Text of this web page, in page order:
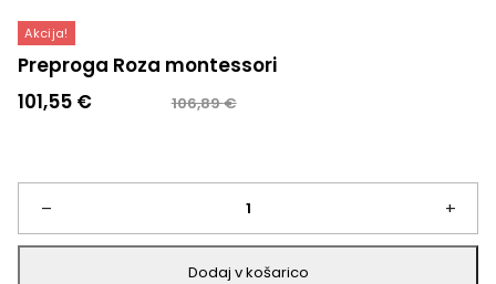
Akcija!
Preproga Roza montessori
106,89€
Izvirna
bila:
106,89 €.
101,55 €
Trenutna
101,55 €.
–
Preproga
Roza
+
Dodaj v košarico